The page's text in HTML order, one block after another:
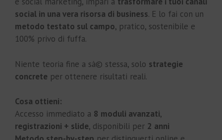
social in una vera risorsa di business. E lo fai con un
metodo testato sul campo, pratico, sostenibile e
100% privo di fuffa.
Niente teoria fine a sà© stessa, solo strategie
concrete per ottenere risultati reali.
Cosa ottieni:
Accesso immediato a 8 moduli avanzati,
registrazioni + slide, disponibili per 2 anni